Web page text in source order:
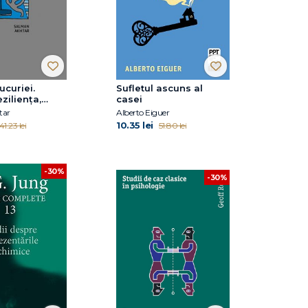
iertarea
41.23 lei
Sufletul ascuns al
casei
Alberto Eiguer
10.35 lei 51.80 lei
-30%
-30%